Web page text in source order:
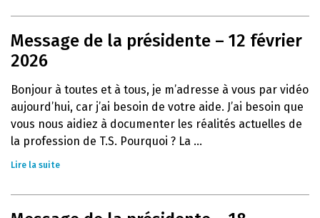
Message de la présidente – 12 février
2026
Bonjour à toutes et à tous, je m’adresse à vous par vidéo
aujourd’hui, car j’ai besoin de votre aide. J’ai besoin que
vous nous aidiez à documenter les réalités actuelles de
la profession de T.S. Pourquoi ? La ...
Lire la suite